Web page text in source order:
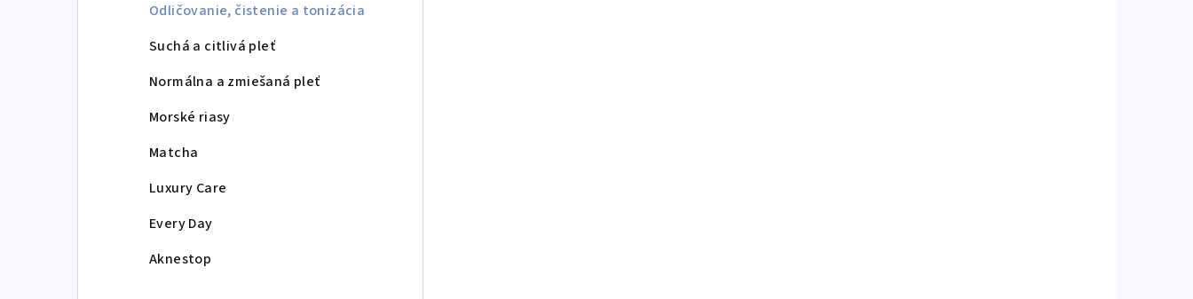
Odličovanie, čistenie a tonizácia
Suchá a citlivá pleť
Normálna a zmiešaná pleť
Morské riasy
Matcha
Luxury Care
Every Day
Aknestop